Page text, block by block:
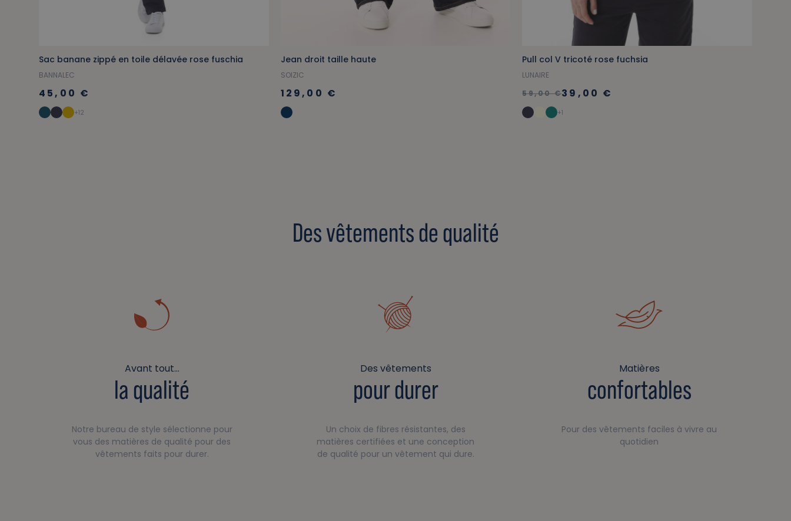
Sac banane zippé en toile délavée rose fuschia
BANNALEC
45,00 €
+12
Jean droit taille haute
SOIZIC
129,00 €
Pull col V tricoté rose fuchsia
LUNAIRE
59,00 €39,00 €
+1
Des vêtements de qualité
Avant tout…
la qualité
Notre bureau de style sélectionne pour
vous des matières de qualité pour des
vêtements faits pour durer.
Des vêtements
pour durer
Un choix de fibres résistantes, des
matières certifiées et une conception
de qualité pour un vêtement qui dure.
Matières
confortables
Pour des vêtements faciles à vivre au
quotidien